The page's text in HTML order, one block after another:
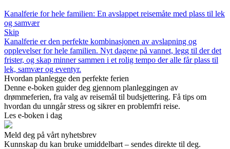
Kanalferie for hele familien: En avslappet reisemåte med plass til lek
og samvær
Skip
Kanalferie er den perfekte kombinasjonen av avslapning og
opplevelser for hele familien. Nyt dagene på vannet, legg til der det
frister, og skap minner sammen i et rolig tempo der alle får plass til
lek, samvær og eventyr.
Hvordan planlegge den perfekte ferien
Denne e-boken guider deg gjennom planleggingen av
drømmeferien, fra valg av reisemål til budsjettering. Få tips om
hvordan du unngår stress og sikrer en problemfri reise.
Les e-boken i dag
Meld deg på vårt nyhetsbrev
Kunnskap du kan bruke umiddelbart – sendes direkte til deg.